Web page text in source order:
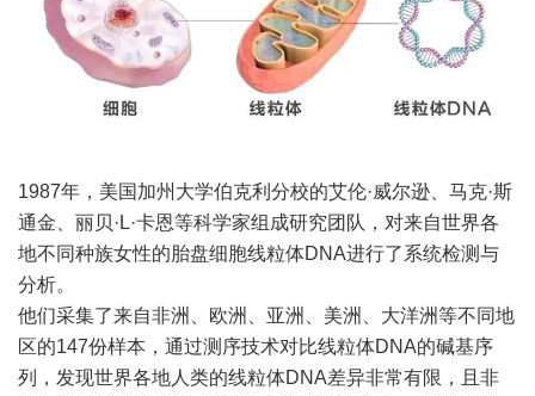
1987年，美国加州大学伯克利分校的艾伦·威尔逊、马克·斯
通金、丽贝·L·卡恩等科学家组成研究团队，对来自世界各
地不同种族女性的胎盘细胞线粒体DNA进行了系统检测与
分析。
他们采集了来自非洲、欧洲、亚洲、美洲、大洋洲等不同地
区的147份样本，通过测序技术对比线粒体DNA的碱基序
列，发现世界各地人类的线粒体DNA差异非常有限，且非